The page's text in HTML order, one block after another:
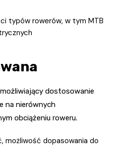
typów rowerów, w tym MTB
dostosowanie
na nierównych
obciążeniu roweru.
możliwość dopasowania do